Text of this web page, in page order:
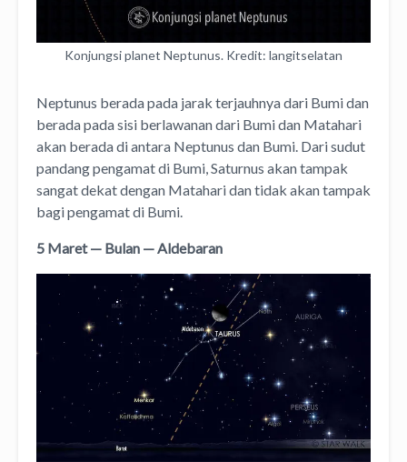
Konjungsi planet Neptunus. Kredit: langitselatan
Neptunus berada pada jarak terjauhnya dari Bumi dan
berada pada sisi berlawanan dari Bumi dan Matahari
akan berada di antara Neptunus dan Bumi. Dari sudut
pandang pengamat di Bumi, Saturnus akan tampak
sangat dekat dengan Matahari dan tidak akan tampak
bagi pengamat di Bumi.
5 Maret — Bulan — Aldebaran